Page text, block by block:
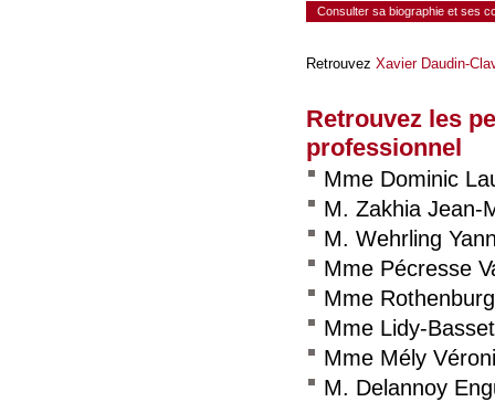
Consulter sa biographie et ses
Retrouvez Xavier Daudin-
Retrouvez les
professionnel
Mme Dominic
M. Zakhia Jean-
M. Wehrling
Mme Pécresse
Mme
Mme Lidy-
Mme Mély
M. Delannoy